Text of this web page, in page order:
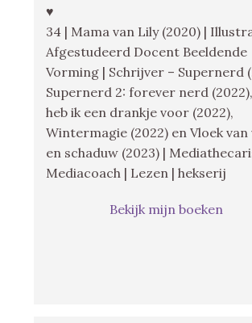
♥
34 | Mama van Lily (2020) |
Afgestudeerd Docent Beeldende
Vorming | Schrijver – Supernerd
Supernerd 2: forever nerd
heb ik een drankje voor (2022),
Wintermagie (2022) en Vloek van
en schaduw (2023) |
Mediacoach | Lezen | hekserij
Bekijk mijn boeken